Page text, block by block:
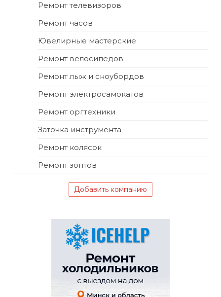
Ремонт телевизоров
Ремонт часов
Ювелирные мастерские
Ремонт велосипедов
Ремонт лыж и сноубордов
Ремонт электросамокатов
Ремонт оргтехники
Заточка инструмента
Ремонт колясок
Ремонт зонтов
Добавить компанию